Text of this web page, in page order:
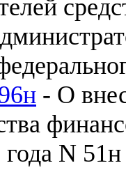
- О
N